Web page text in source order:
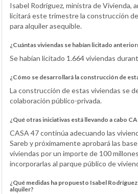
Isabel Rodríguez, ministra de Vivienda,
licitará este trimestre la construcción
para alquiler asequible.
¿Cuántas viviendas se habían licitado
Se habían licitado 1.664 viviendas
¿Cómo se desarrollará la construcción de
La construcción de estas viviendas se
colaboración público-privada.
¿Qué otras iniciativas está llevando a cabo
CASA 47 continúa adecuando las
Sareb y próximamente aprobará las
viviendas por un importe de 100
incorporarlas al parque público de
¿Qué medidas ha propuesto Isabel
alquiler?